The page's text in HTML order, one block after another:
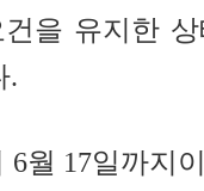
을 유지한
.
6월 17일까지